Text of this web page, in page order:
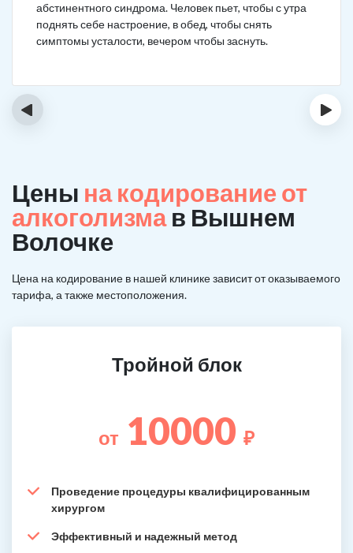
абстинентного синдрома. Человек пьет, чтобы с утра
поднять себе настроение, в обед, чтобы снять
симптомы усталости, вечером чтобы заснуть.
‹ ›
Цены на кодирование от
алкоголизмав Вышнем
Волочке
Цена на кодирование в нашей клинике зависит от оказываемого
тарифа, а также местоположения.
Тройной блок
от 10000 ₽
Проведение процедуры квалифицированным
хирургом
Эффективный и надежный метод